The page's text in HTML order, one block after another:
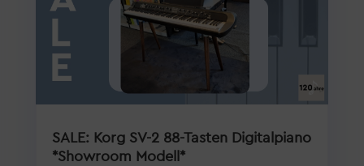
SALE: Korg SV-2 88-Tasten Digitalpiano
*Showroom Modell*